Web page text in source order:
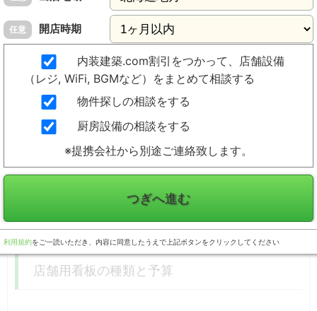
店舗用看板の種類と予算
任意 開店時期
内装建築.com割引をつかって、店舗設備
（レジ, WiFi, BGMなど）をまとめて相談する
物件探しの相談をする
厨房設備の相談をする
※提携会社から別途ご連絡致します。
つぎへ進む
利用規約をご一読いただき、内容に同意したうえで上記ボタンをクリックしてください